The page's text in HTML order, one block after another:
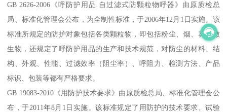
GB 2626-2006《呼防护用品 自过滤式防颗粒物呼器》由原质检总
局、标准化管理会公布，为全制性标准，于2006年12月1日实施。该
标准所规定的防护对象包括各类颗粒物，即包括粉尘、烟、雾和微
生物，还规定了呼防护用品的生产和技术规范，对防尘的材料、结
构、外观、性能、过滤效率（阻尘率）、呼阻力、检测方法、产品
标识、包装等都有严格要求。
GB 19083-2010《用防护技术要求》由原质检总局、标准化管理会公
布，于2011年8月1日实施。该标准规定了用防护的技术要求、试验